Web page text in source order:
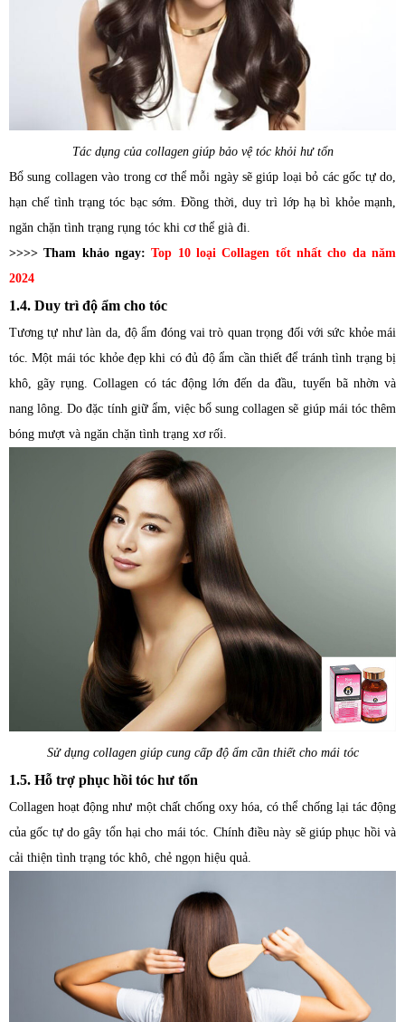
Tác dụng của collagen giúp bảo vệ tóc khỏi hư tổn
Bổ sung collagen vào trong cơ thể mỗi ngày sẽ giúp loại bỏ các gốc tự do,
hạn chế tình trạng tóc bạc sớm. Đồng thời, duy trì lớp hạ bì khỏe mạnh,
ngăn chặn tình trạng rụng tóc khi cơ thể già đi.
>>>> Tham khảo ngay:Top 10 loại Collagen tốt nhất cho da năm
2024
1.4. Duy trì độ ẩm cho tóc
Tương tự như làn da, độ ẩm đóng vai trò quan trọng đối với sức khỏe mái
tóc. Một mái tóc khỏe đẹp khi có đủ độ ẩm cần thiết để tránh tình trạng bị
khô, gãy rụng. Collagen có tác động lớn đến da đầu, tuyến bã nhờn và
nang lông. Do đặc tính giữ ẩm, việc bổ sung collagen sẽ giúp mái tóc thêm
bóng mượt và ngăn chặn tình trạng xơ rối.
Sử dụng collagen giúp cung cấp độ ẩm cần thiết cho mái tóc
1.5. Hỗ trợ phục hồi tóc hư tổn
Collagen hoạt động như một chất chống oxy hóa, có thể chống lại tác động
của gốc tự do gây tổn hại cho mái tóc. Chính điều này sẽ giúp phục hồi và
cải thiện tình trạng tóc khô, chẻ ngọn hiệu quả.